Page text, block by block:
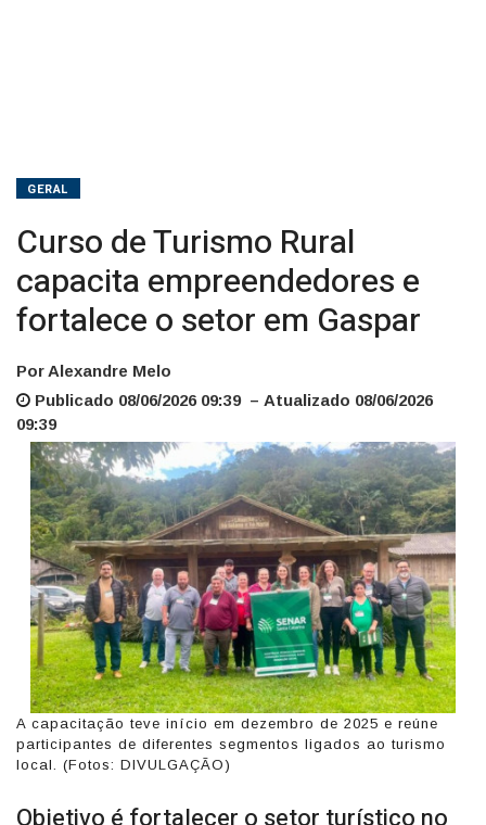
GERAL
Curso de Turismo Rural
capacita empreendedores e
fortalece o setor em Gaspar
Por Alexandre Melo
Publicado 08/06/2026 09:39 – Atualizado 08/06/2026
09:39
A capacitação teve início em dezembro de 2025 e reúne
participantes de diferentes segmentos ligados ao turismo
local. (Fotos: DIVULGAÇÃO)